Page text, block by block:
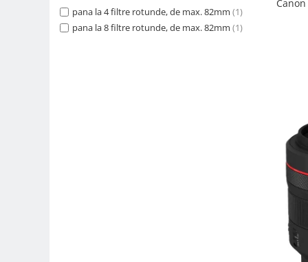
Accesorii diverse pt camere video
Camere Video Cinematice
pana la 4 filtre rotunde, de max. 82mm (1)
pana la 8 filtre rotunde, de max. 82mm (1)